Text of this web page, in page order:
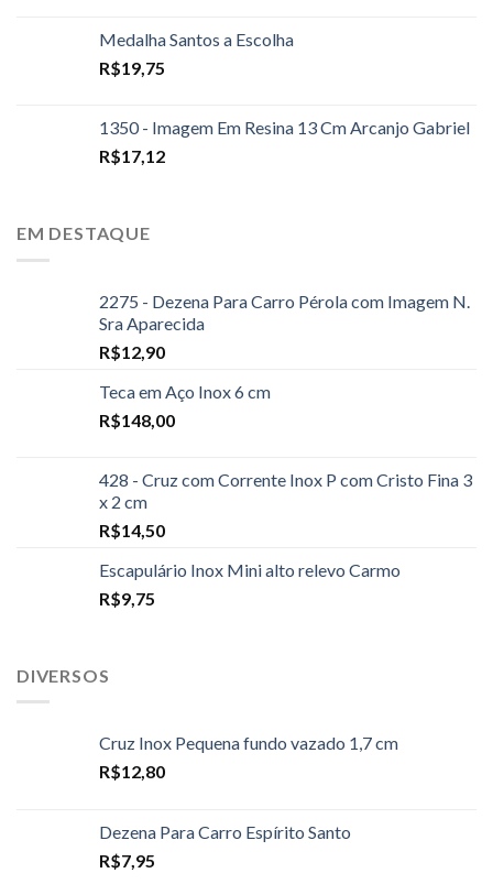
Medalha Santos a Escolha
R$19,75
1350 - Imagem Em Resina 13 Cm Arcanjo Gabriel
R$17,12
EM DESTAQUE
2275 - Dezena Para Carro Pérola com Imagem N.
Sra Aparecida
R$12,90
Teca em Aço Inox 6 cm
R$148,00
428 - Cruz com Corrente Inox P com Cristo Fina 3
x 2 cm
R$14,50
Escapulário Inox Mini alto relevo Carmo
R$9,75
DIVERSOS
Cruz Inox Pequena fundo vazado 1,7 cm
R$12,80
Dezena Para Carro Espírito Santo
R$7,95